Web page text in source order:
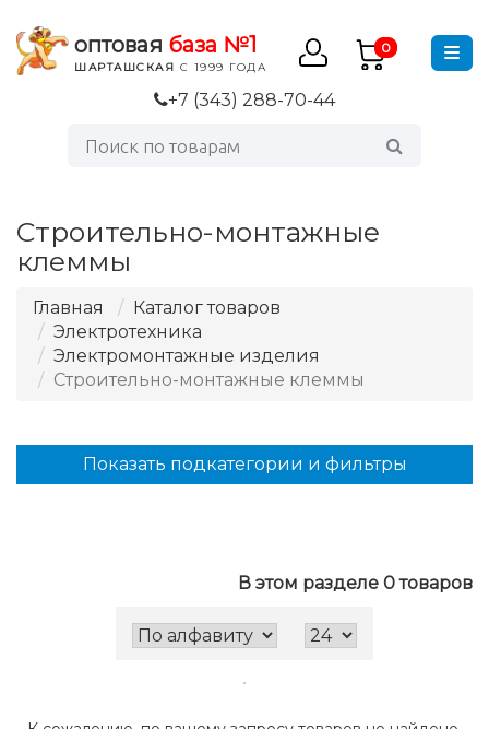
оптовая база №1
ШАРТАШСКАЯ С 1999 ГОДА
0
+7 (343) 288-70-44
Строительно-монтажные
клеммы
Главная
Каталог товаров
Электротехника
Электромонтажные изделия
Строительно-монтажные клеммы
В этом разделе 0 товаров
Показать подкатегории и фильтры